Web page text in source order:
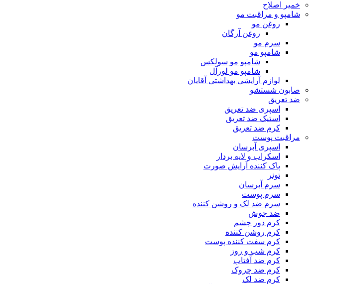
خمیر اصلاح
شامپو و مراقبت مو
روغن مو
روغن آرگان
سرم مو
شامپو مو
شامپو مو سولکس
شامپو مو لورآل
لوازم آرایشی بهداشتی آقایان
صابون شستشو
ضد تعریق
اسپری ضد تعریق
استیک ضد تعریق
کرم ضد تعریق
مراقبت پوست
اسپری آبرسان
اسکراب و لایه بردار
پاک کننده آرایش صورت
تونر
سرم آبرسان
سرم پوست
سرم ضد لک و روشن کننده
ضد جوش
کرم دور چشم
کرم روشن کننده
کرم سفت کننده پوست
کرم شب و روز
کرم ضد آفتاب
کرم ضد چروک
کرم ضد لک